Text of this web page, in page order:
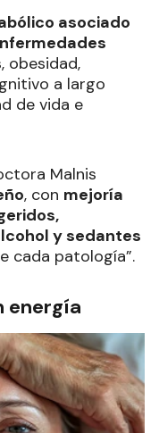
asociado
obesidad,
a largo
de vida e
Malnis
, con mejoría
y sedantes
cada patología”.
energía